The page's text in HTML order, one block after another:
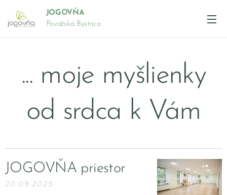
JOGOVŇA
Považská Bystrica
... moje myšlienky
od srdca k Vám
JOGOVŇA priestor
20.09.2025